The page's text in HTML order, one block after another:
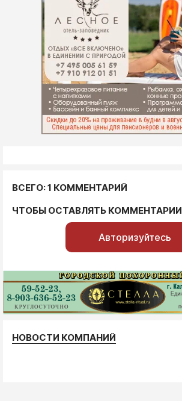
ВСЕГО: 1 КОММЕНТАРИЙ
ЧТОБЫ ОСТАВЛЯТЬ КОММЕНТАРИИ
Авторизуйтесь
НОВОСТИ КОМПАНИЙ